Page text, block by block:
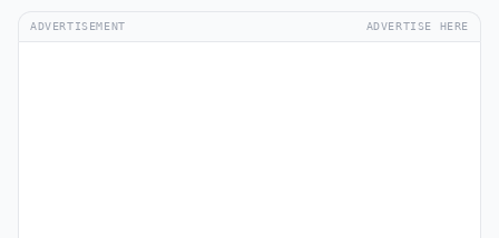
ADVERTISEMENT ADVERTISE HERE